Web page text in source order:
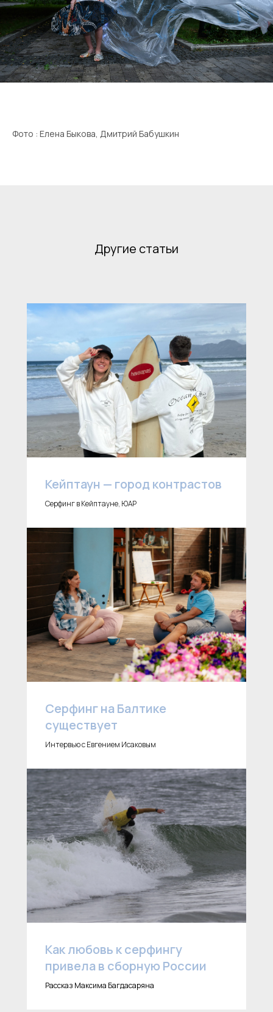
Фото : Елена Быкова, Дмитрий Бабушкин
Другие статьи
Кейптаун — город контрастов
Серфинг в Кейптауне, ЮАР
Серфинг на Балтике
существует
Интервью с Евгением Исаковым
Как любовь к серфингу
привела в сборную России
Рассказ Максима Багдасаряна